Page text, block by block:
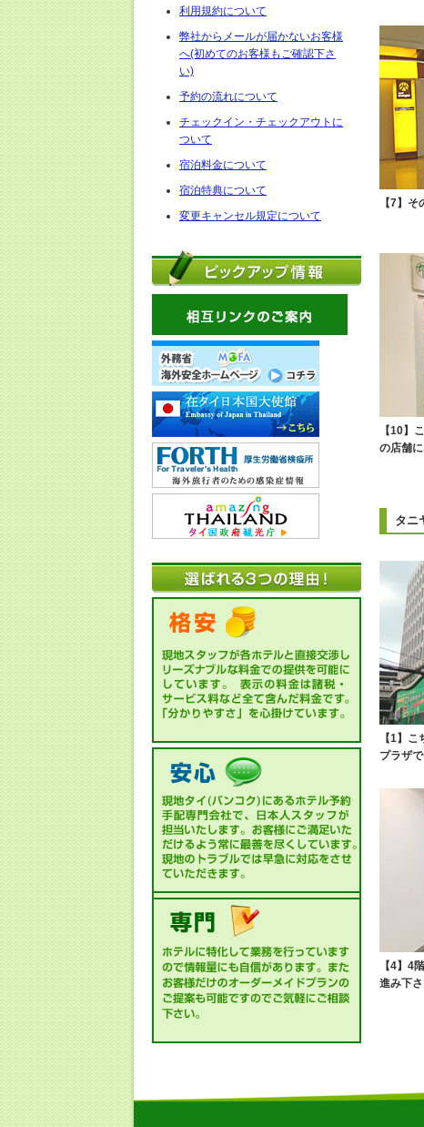
利用規約について
弊社からメールが届かないお客様
へ(初めてのお客様もご確認下さ
い)
予約の流れについて
チェックイン・チェックアウトに
ついて
宿泊料金について
宿泊特典について
変更キャンセル規定について
【7】
【10】
の店舗に
タニ
【1】
プラザ
【4】4
進み下さ